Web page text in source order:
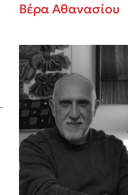
Βέρα Αθανασίου